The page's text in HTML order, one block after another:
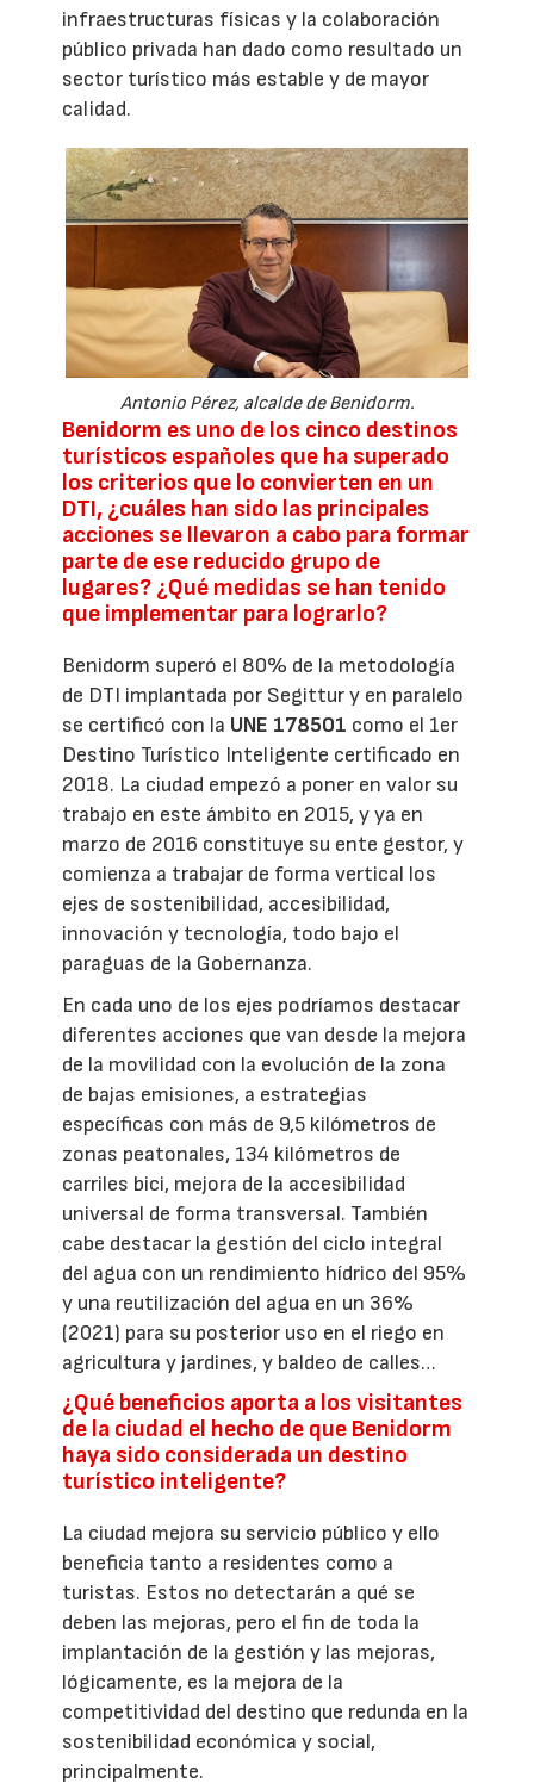
infraestructuras físicas y la colaboración
público privada han dado como resultado un
sector turístico más estable y de mayor
calidad.
Antonio Pérez, alcalde de Benidorm.
Benidorm es uno de los cinco destinos
turísticos españoles que ha superado
los criterios que lo convierten en un
DTI, ¿cuáles han sido las principales
acciones se llevaron a cabo para formar
parte de ese reducido grupo de
lugares? ¿Qué medidas se han tenido
que implementar para lograrlo?
Benidorm superó el 80% de la metodología
de DTI implantada por Segittur y en paralelo
se certificó con la UNE 178501 como el 1er
Destino Turístico Inteligente certificado en
2018. La ciudad empezó a poner en valor su
trabajo en este ámbito en 2015, y ya en
marzo de 2016 constituye su ente gestor, y
comienza a trabajar de forma vertical los
ejes de sostenibilidad, accesibilidad,
innovación y tecnología, todo bajo el
paraguas de la Gobernanza.
En cada uno de los ejes podríamos destacar
diferentes acciones que van desde la mejora
de la movilidad con la evolución de la zona
de bajas emisiones, a estrategias
específicas con más de 9,5 kilómetros de
zonas peatonales, 134 kilómetros de
carriles bici, mejora de la accesibilidad
universal de forma transversal. También
cabe destacar la gestión del ciclo integral
del agua con un rendimiento hídrico del 95%
y una reutilización del agua en un 36%
(2021) para su posterior uso en el riego en
agricultura y jardines, y baldeo de calles…
¿Qué beneficios aporta a los visitantes
de la ciudad el hecho de que Benidorm
haya sido considerada un destino
turístico inteligente?
La ciudad mejora su servicio público y ello
beneficia tanto a residentes como a
turistas. Estos no detectarán a qué se
deben las mejoras, pero el fin de toda la
implantación de la gestión y las mejoras,
lógicamente, es la mejora de la
competitividad del destino que redunda en la
sostenibilidad económica y social,
principalmente.